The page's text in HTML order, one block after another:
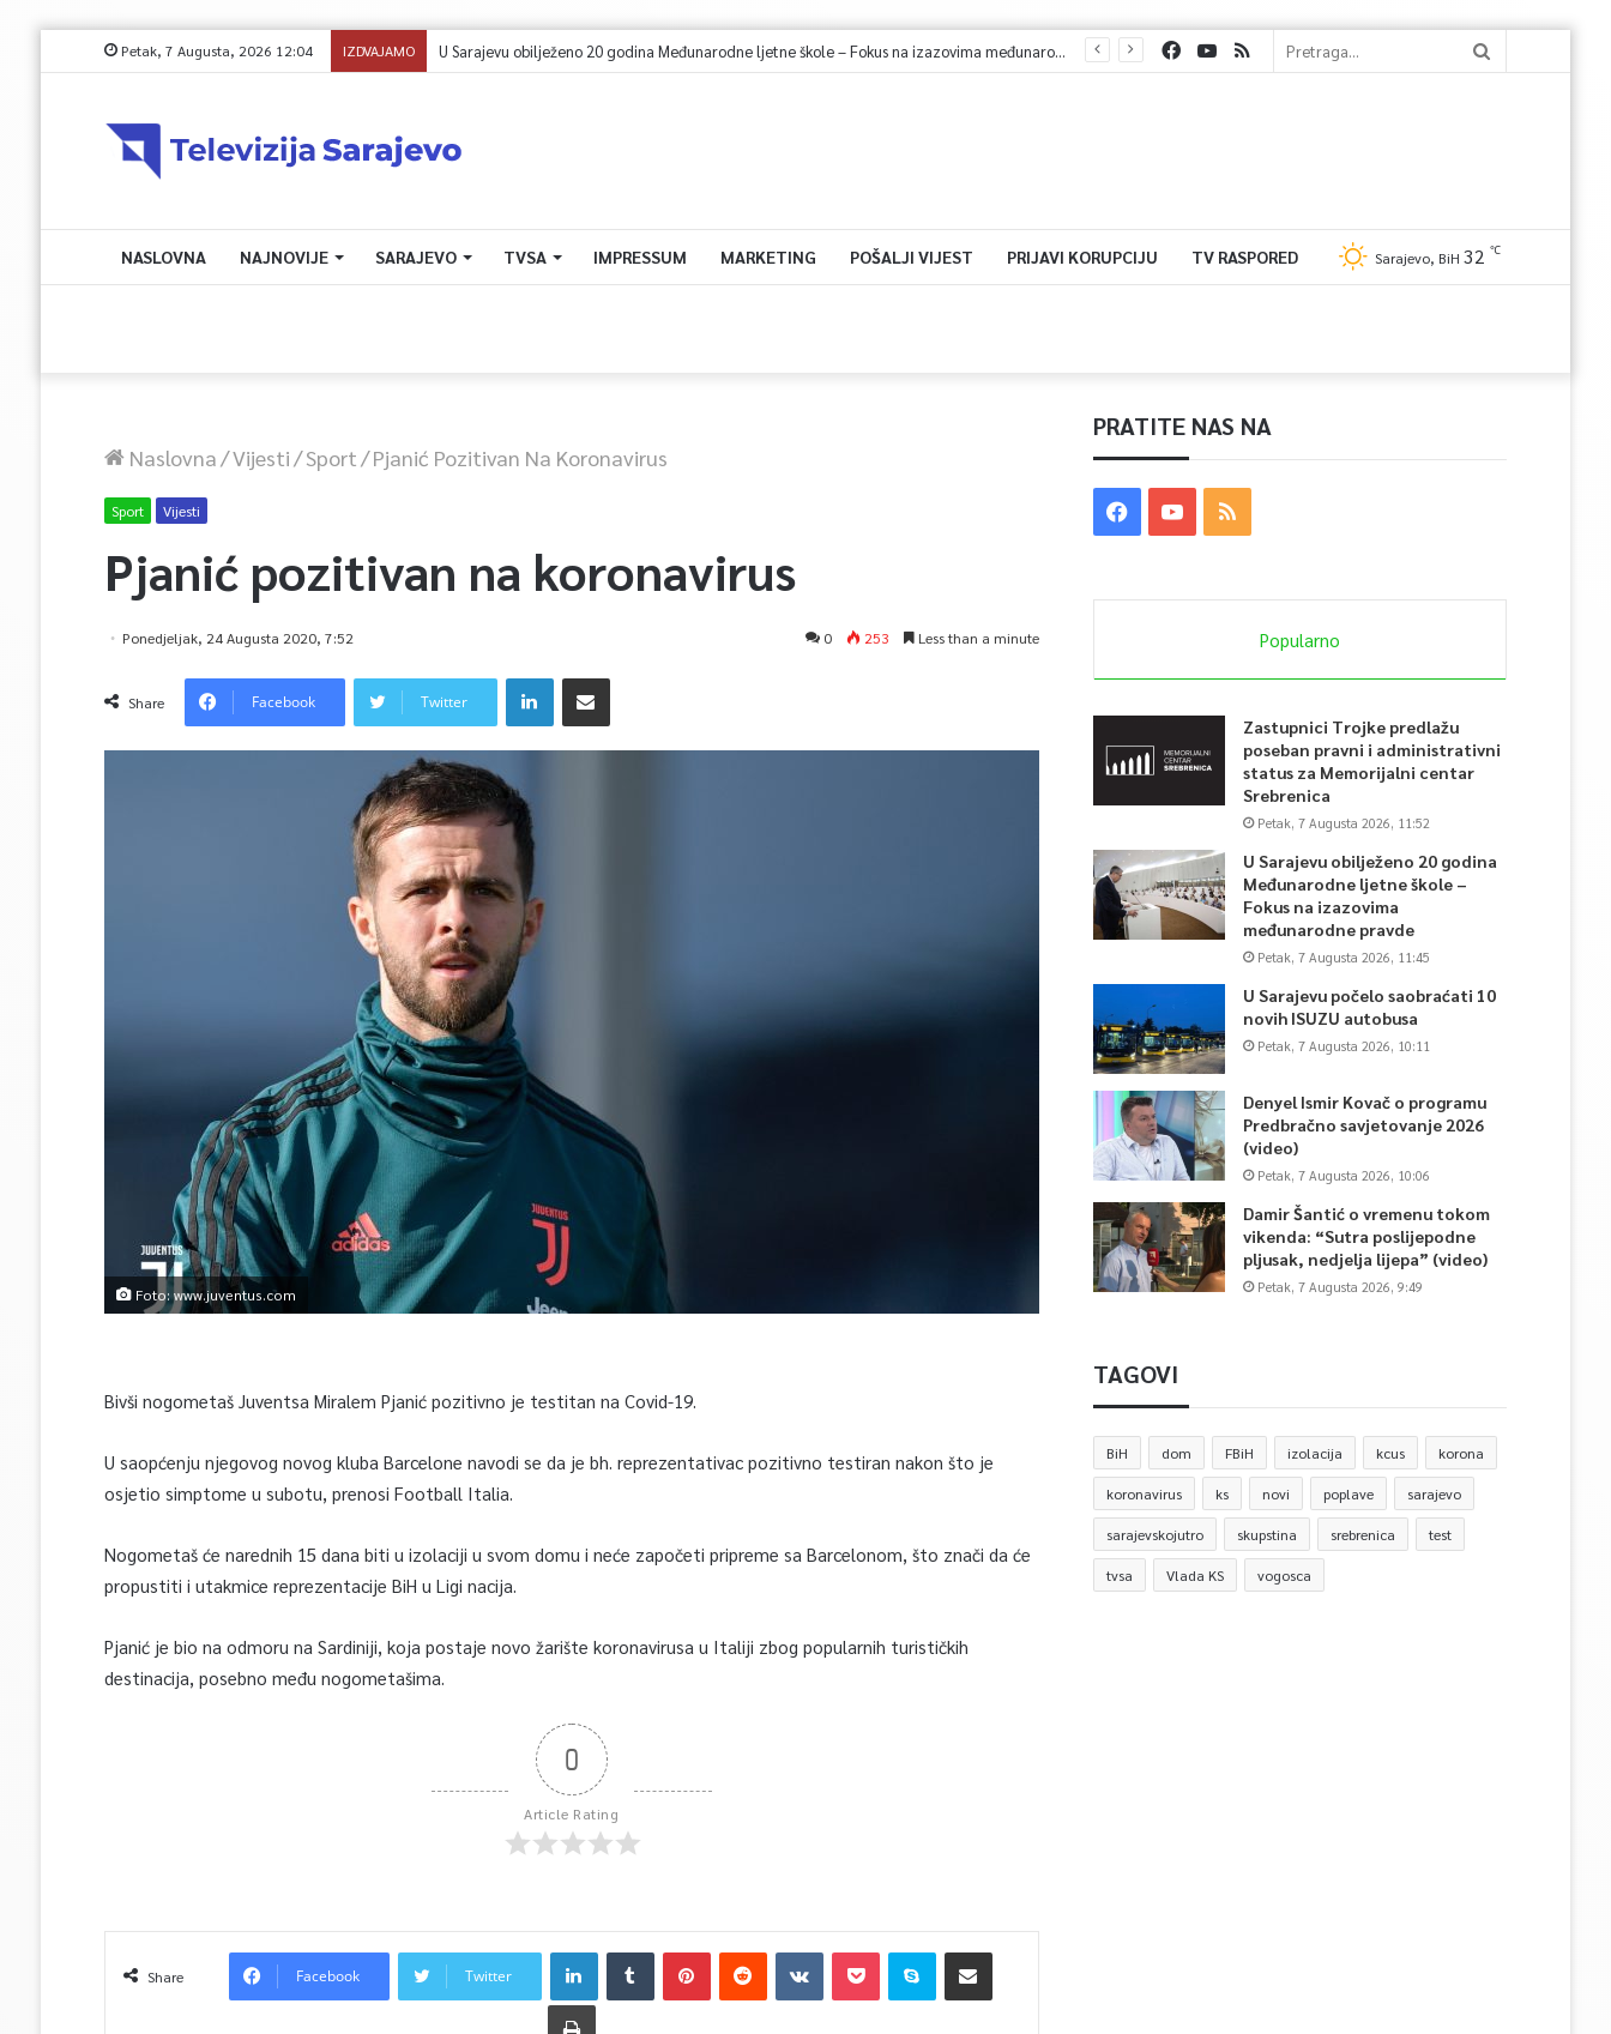
Petak, 7 Augusta, 2026 12:04 IZDVAJAMO U Sarajevu obilježeno 20 godina Međunarodne ljetne škole – Fokus na izazovima međunarodne pravde
NASLOVNA NAJNOVIJE SARAJEVO TVSA IMPRESSUM MARKETING POŠALJI VIJEST PRIJAVI KORUPCIJU TV RASPORED Sarajevo, BiH 32 ℃
Naslovna/Vijesti/Sport/Pjanić Pozitivan Na Koronavirus
Sport Vijesti
Pjanić pozitivan na koronavirus
Ponedjeljak, 24 Augusta 2020, 7:52 0 253 Less than a minute
Share Facebook Twitter
Foto: www.juventus.com
Bivši nogometaš Juventsa Miralem Pjanić pozitivno je testitan na Covid-19.
U saopćenju njegovog novog kluba Barcelone navodi se da je bh. reprezentativac pozitivno testiran nakon što je
osjetio simptome u subotu, prenosi Football Italia.
Nogometaš će narednih 15 dana biti u izolaciji u svom domu i neće započeti pripreme sa Barcelonom, što znači da će
propustiti i utakmice reprezentacije BiH u Ligi nacija.
Pjanić je bio na odmoru na Sardiniji, koja postaje novo žarište koronavirusa u Italiji zbog popularnih turističkih
destinacija, posebno među nogometašima.
0
Article Rating
Share Facebook Twitter
PRATITE NAS NA
Popularno
Zastupnici Trojke predlažu
poseban pravni i administrativni
status za Memorijalni centar
Srebrenica
Petak, 7 Augusta 2026, 11:52
U Sarajevu obilježeno 20 godina
Međunarodne ljetne škole –
Fokus na izazovima
međunarodne pravde
Petak, 7 Augusta 2026, 11:45
U Sarajevu počelo saobraćati 10
novih ISUZU autobusa
Petak, 7 Augusta 2026, 10:11
Denyel Ismir Kovač o programu
Predbračno savjetovanje 2026
(video)
Petak, 7 Augusta 2026, 10:06
Damir Šantić o vremenu tokom
vikenda: “Sutra poslijepodne
pljusak, nedjelja lijepa” (video)
Petak, 7 Augusta 2026, 9:49
TAGOVI
BiH dom FBiH izolacija kcus korona
koronavirus ks novi poplave sarajevo
sarajevskojutro skupstina srebrenica test
tvsa Vlada KS vogosca